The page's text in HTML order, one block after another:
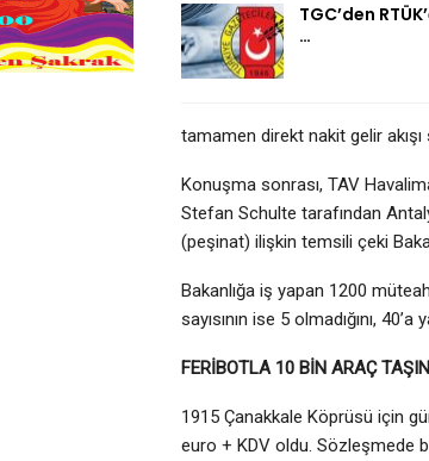
TGC’den
…
tamamen direkt nakit gelir akışı
Konuşma sonrası, TAV
Stefan Schulte tarafından
(peşinat) ilişkin temsili çeki
Bakanlığa iş yapan 1200
sayısının ise 5 olmadığını, 40’a
FERİBOTLA 10 BİN ARAÇ
1915 Çanakkale Köprüsü için
euro + KDV oldu. Sözleşmede